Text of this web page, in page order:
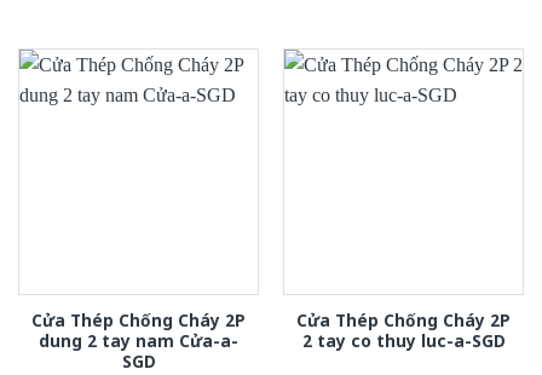
Cửa Thép Chống Cháy 2P
dung 2 tay nam Cửa-a-
SGD
Cửa Thép Chống Cháy 2P
2 tay co thuy luc-a-SGD